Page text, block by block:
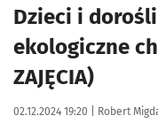
Dzieci i
ekologiczne
ZAJĘCIA)
Data publikacji:
02.12.2024 19:20 | Autor:
Robert